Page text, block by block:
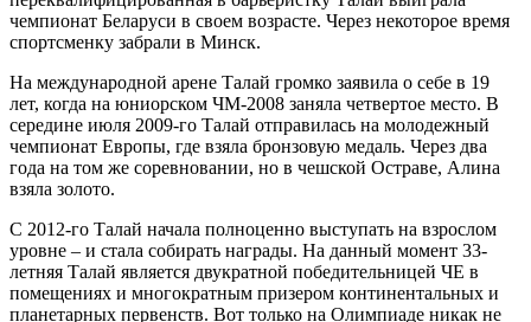
чемпионат Беларуси в своем возрасте. Через некоторое время
спортсменку забрали в Минск.
На международной арене Талай громко заявила о себе в 19
лет, когда на юниорском ЧМ-2008 заняла четвертое место. В
середине июля 2009-го Талай отправилась на молодежный
чемпионат Европы, где взяла бронзовую медаль. Через два
года на том же соревновании, но в чешской Остраве, Алина
взяла золото.
С 2012-го Талай начала полноценно выступать на взрослом
уровне – и стала собирать награды. На данный момент 33-
летняя Талай является двукратной победительницей ЧЕ в
помещениях и многократным призером континентальных и
планетарных первенств. Вот только на Олимпиаде никак не